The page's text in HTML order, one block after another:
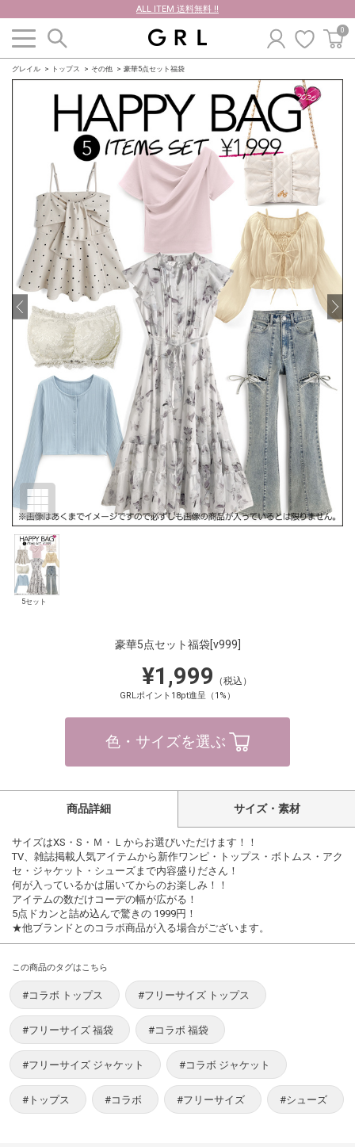
ALL ITEM 送料無料 !!
0
グレイル トップス その他 豪華5点セット福袋
5セット
豪華5点セット福袋[v999]
¥1,999 （税込）
GRLポイント18pt進呈（1%）
色・サイズを選ぶ
商品詳細 サイズ・素材
サイズはXS・S・Ｍ・Ｌからお選びいただけます！！
TV、雑誌掲載人気アイテムから新作ワンピ・トップス・ボトムス・アク
セ・ジャケット・シューズまで内容盛りださん！
何が入っているかは届いてからのお楽しみ！！
アイテムの数だけコーデの幅が広がる！
5点ドカンと詰め込んで驚きの 1999円！
★他ブランドとのコラボ商品が入る場合がございます。
この商品のタグはこちら
#コラボ トップス #フリーサイズ トップス
#フリーサイズ 福袋 #コラボ 福袋
#フリーサイズ ジャケット #コラボ ジャケット
#トップス #コラボ #フリーサイズ #シューズ